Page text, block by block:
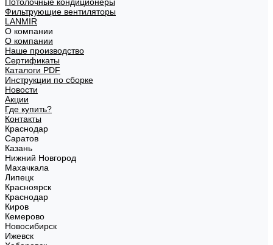
Фильтрующие вентиляторы
LANMIR
О компании
О компании
Наше производство
Сертификаты
Каталоги PDF
Инструкции по сборке
Новости
Акции
Где купить?
Контакты
Краснодар
Саратов
Казань
Нижний Новгород
Махачкала
Липецк
Красноярск
Краснодар
Киров
Кемерово
Новосибирск
Ижевск